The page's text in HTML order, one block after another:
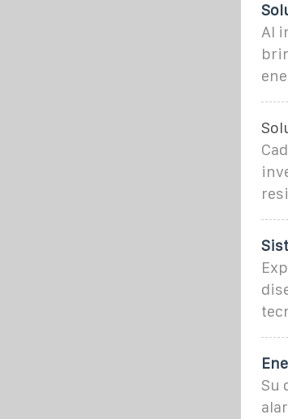
Al
Su